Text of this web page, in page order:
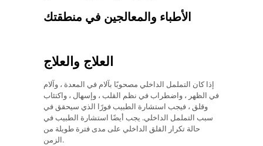
الأطباء والمعالجين في منطقتك
العلاج والعلاج
إذا كان التململ الداخلي مصحوبًا بآلام في المعدة ، وآلام
في الظهر ، واضطراب في نظم القلب ، وإسهال ، واكتئاب
وقلق ، فيجب استشارة الطبيب فورًا الذي سيحقق في
سبب التململ الداخلي. يجب أيضًا استشارة الطبيب في
حالة تكرار القلق الداخلي على مدى فترة طويلة من
الزمن.